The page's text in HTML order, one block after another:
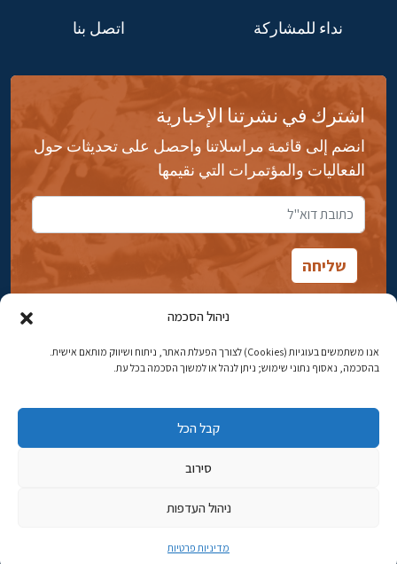
ניהול הסכמה
אנו משתמשים בעוגיות (Cookies) לצורך הפעלת האתר, ניתוח ושיווק מותאם אישית.
בהסכמה, נאסוף נתוני שימוש; ניתן לנהל או למשוך הסכמה בכל עת.
קבל הכל
סירוב
ניהול העדפות
מדיניות פרטיות
نداء للمشاركة اتصل بنا
اشترك في نشرتنا الإخبارية
انضم إلى قائمة مراسلاتنا واحصل على تحديثات حول
الفعاليات والمؤتمرات التي نقيمها
شارع ابن جبيرول، رحافيا ١٤ أورشليم - القدس
البريد الإلكتروني:najww2@ybz.org.il